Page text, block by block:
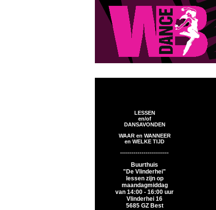
LESSEN
en/of
DANSAVONDEN
WAAR en WANNEER
en WELKE TIJD
-------------------------
Buurthuis
"De Vlinderhei"
lessen zijn op
maandagmiddag
van 14:00 - 16:00 uur
Vlinderhei 16
5685 GZ Best